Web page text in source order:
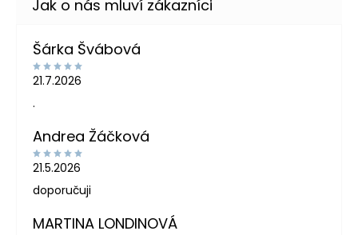
Šárka Švábová
21.7.2026
.
Andrea Žáčková
21.5.2026
doporučuji
MARTINA LONDINOVÁ